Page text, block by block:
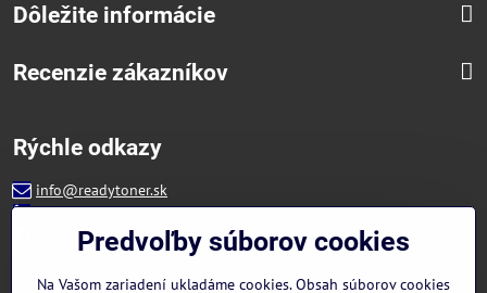
Dôležite informácie
Recenzie zákazníkov
Rýchle odkazy
info@readytoner.sk
+421 944 322 536 (PO-PIA: 09:00- 15:00)
Facebook
WhatsApp
Predvoľby súborov cookies
Na Vašom zariadení ukladáme cookies. Obsah súborov cookies